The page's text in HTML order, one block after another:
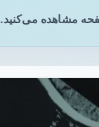
مشاهده می‌کنید.